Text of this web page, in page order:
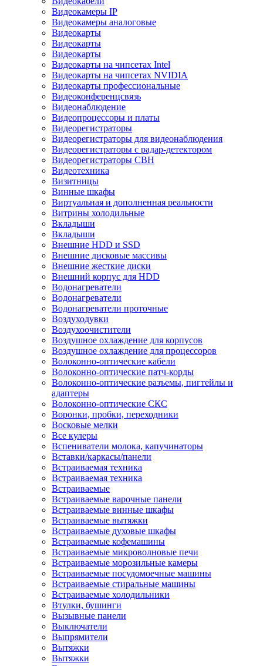
Видеокамеры IP
Видеокамеры аналоговые
Видеокарты
Видеокарты
Видеокарты
Видеокарты на чипсетах Intel
Видеокарты на чипсетах NVIDIA
Видеокарты профессиональные
Видеоконференцсвязь
Видеонаблюдение
Видеопроцессоры и платы
Видеорегистраторы
Видеорегистраторы для видеонаблюдения
Видеорегистраторы с радар-детектором
Видеорегистраторы СВН
Видеотехника
Визитницы
Винные шкафы
Виртуальная и дополненная реальности
Витрины холодильные
Вкладыши
Вкладыши
Внешние HDD и SSD
Внешние дисковые массивы
Внешние жесткие диски
Внешний корпус для HDD
Водонагреватели
Водонагреватели
Водонагреватели проточные
Воздуходувки
Воздухоочистители
Воздушное охлаждение для корпусов
Воздушное охлаждение для процессоров
Волоконно-оптические кабели
Волоконно-оптические патч-корды
Волоконно-оптические разъемы, пигтейлы и
адаптеры
Волоконно-оптические СКС
Воронки, пробки, переходники
Восковые мелки
Все кулеры
Вспениватели молока, капучинаторы
Вставки/каркасы/панели
Встраиваемая техника
Встраиваемая техника
Встраиваемые
Встраиваемые варочные панели
Встраиваемые винные шкафы
Встраиваемые вытяжки
Встраиваемые духовые шкафы
Встраиваемые кофемашины
Встраиваемые микроволновые печи
Встраиваемые морозильные камеры
Встраиваемые посудомоечные машины
Встраиваемые стиральные машины
Встраиваемые холодильники
Втулки, бушинги
Вызывные панели
Выключатели
Выпрямители
Вытяжки
Вытяжки